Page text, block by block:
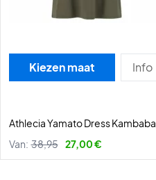
Kiezen maat Info
Athlecia Yamato Dress Kambaba
Van: 38,95 27,00 €